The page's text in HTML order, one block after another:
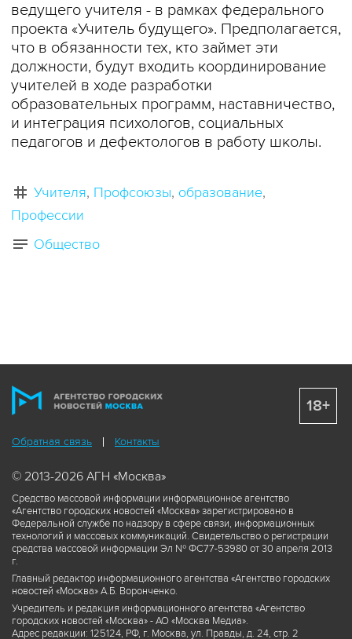
ведущего учителя - в рамках федерального
проекта «Учитель будущего». Предполагается,
что в обязанности тех, кто займет эти
должности, будут входить координирование
учителей в ходе разработки
образовательных программ, наставничество,
и интеграция психологов, социальных
педагогов и дефектологов в работу школы.
Учителя Профсоюзы образование
Профессии
Общество
Обратная связь Контакты
© 2013-2026 АГН «Москва»
Средство массовой информации информационное агентство
«Агентство городских новостей «Москва» зарегистрировано в
Федеральной службе по надзору в сфере связи, информационных
технологий и массовых коммуникаций. Свидетельство о регистрации
средства массовой информации Эл № ФС77-53980 от 30 апреля 2013
г.
Главный редактор информационного агентства «Агентство городских
новостей «Москва» А.Б. Воронченко.
Учредитель и редакция информационного агентства «Агентство
городских новостей «Москва» - АО «Москва Медиа».
Адрес редакции: 125124, РФ, г. Москва, ул. Правды, д. 24, стр. 2
18+